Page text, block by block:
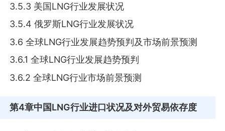
3.5.3 美国LNG行业发展状况
3.5.4 俄罗斯LNG行业发展状况
3.6 全球LNG行业发展趋势预判及市场前景预测
3.6.1 全球LNG行业发展趋势预判
3.6.2 全球LNG行业市场前景预测
第4章中国LNG行业进口状况及对外贸易依存度